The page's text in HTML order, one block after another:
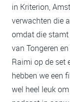
in Kriterion,
verwachten die
omdat die stamt
van Tongeren
Raimi op de set
hebben we een
wel heel leuk